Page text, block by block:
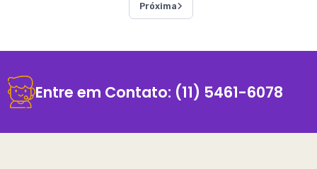
Próxima
Entre em Contato: (11) 5461-6078